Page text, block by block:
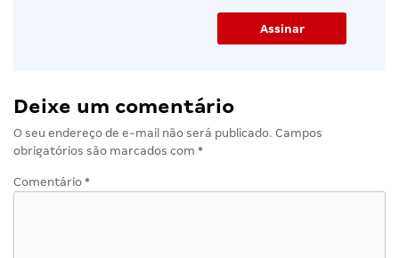
Deixe um comentário
O seu endereço de e-mail não será publicado. Campos
obrigatórios são marcados com *
Comentário *